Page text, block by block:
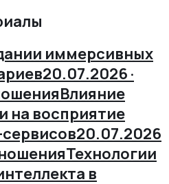
иммерсивных
20.07.2026 ·
Влияние
на восприятие
20.07.2026
Технологии
в